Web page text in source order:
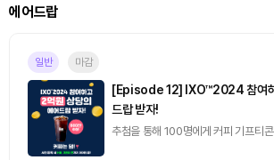
퀴즈
진행중
[토큰포스트] 기사 퀴즈 658회차
2026.08.07 (금) ~ 2026.08.08 (토)